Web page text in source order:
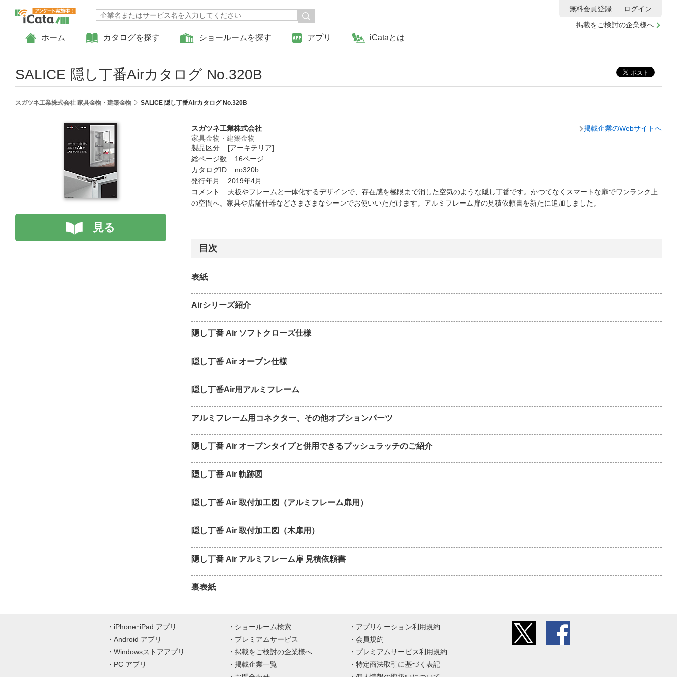
ホーム カタログを探す ショールームを探す アプリ iCataとは
掲載をご検討の企業様へ
無料会員登録 ログイン
SALICE 隠し丁番Airカタログ No.320B
スガツネ工業株式会社 家具金物・建築金物 SALICE 隠し丁番Airカタログ No.320B
見る
スガツネ工業株式会社
家具金物・建築金物
製品区分 : [アーキテリア]
総ページ数 : 16ページ
カタログID : no320b
発行年月 : 2019年4月
コメント : 天板やフレームと一体化するデザインで、存在感を極限まで消した空気のような隠し丁番です。かつてなくスマートな扉でワンランク上
の空間へ。家具や店舗什器などさまざまなシーンでお使いいただけます。アルミフレーム扉の見積依頼書を新たに追加しました。
掲載企業のWebサイトへ
目次
表紙
Airシリーズ紹介
隠し丁番 Air ソフトクローズ仕様
隠し丁番 Air オープン仕様
隠し丁番Air用アルミフレーム
アルミフレーム用コネクター、その他オプションパーツ
隠し丁番 Air オープンタイプと併用できるプッシュラッチのご紹介
隠し丁番 Air 軌跡図
隠し丁番 Air 取付加工図（アルミフレーム扉用）
隠し丁番 Air 取付加工図（木扉用）
隠し丁番 Air アルミフレーム扉 見積依頼書
裏表紙
iPhone･iPad アプリ
Android アプリ
Windowsストアアプリ
PC アプリ
ショールーム検索
プレミアムサービス
掲載をご検討の企業様へ
掲載企業一覧
アプリケーション利用規約
会員規約
プレミアムサービス利用規約
特定商法取引に基づく表記